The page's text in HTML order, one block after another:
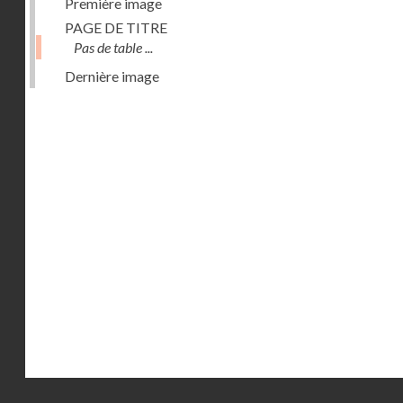
PAGE DE TITRE
Pas de table ...
Dernière image